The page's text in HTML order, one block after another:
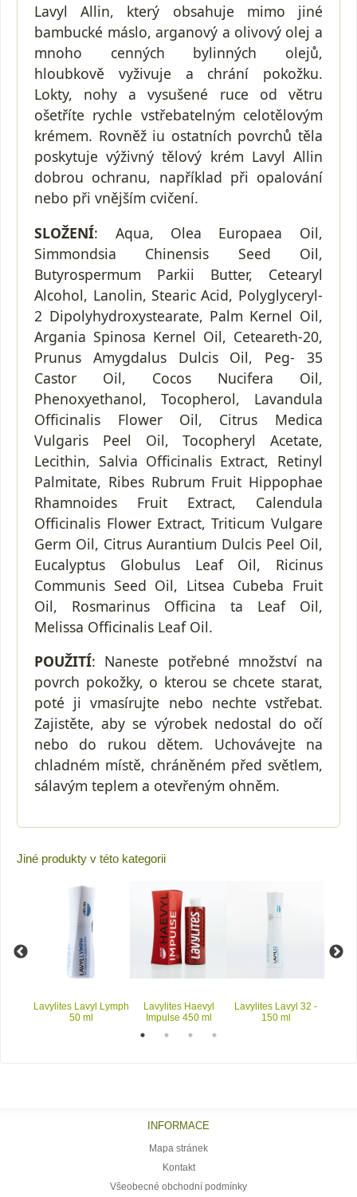
Lavyl Allin, který obsahuje mimo jiné
bambucké máslo, arganový a olivový olej a
mnoho cenných bylinných olejů,
hloubkově vyživuje a chrání pokožku.
Lokty, nohy a vysušené ruce od větru
ošetříte rychle vstřebatelným celotělovým
krémem. Rovněž iu ostatních povrchů těla
poskytuje výživný tělový krém Lavyl Allin
dobrou ochranu, například při opalování
nebo při vnějším cvičení.
SLOŽENÍ: Aqua, Olea Europaea Oil,
Simmondsia Chinensis Seed Oil,
Butyrospermum Parkii Butter, Cetearyl
Alcohol, Lanolin, Stearic Acid, Polyglyceryl-
2 Dipolyhydroxystearate, Palm Kernel Oil,
Argania Spinosa Kernel Oil, Ceteareth-20,
Prunus Amygdalus Dulcis Oil, Peg- 35
Castor Oil, Cocos Nucifera Oil,
Phenoxyethanol, Tocopherol, Lavandula
Officinalis Flower Oil, Citrus Medica
Vulgaris Peel Oil, Tocopheryl Acetate,
Lecithin, Salvia Officinalis Extract, Retinyl
Palmitate, Ribes Rubrum Fruit Hippophae
Rhamnoides Fruit Extract, Calendula
Officinalis Flower Extract, Triticum Vulgare
Germ Oil, Citrus Aurantium Dulcis Peel Oil,
Eucalyptus Globulus Leaf Oil, Ricinus
Communis Seed Oil, Litsea Cubeba Fruit
Oil, Rosmarinus Officina ta Leaf Oil,
Melissa Officinalis Leaf Oil.
POUŽITÍ: Naneste potřebné množství na
povrch pokožky, o kterou se chcete starat,
poté ji vmasírujte nebo nechte vstřebat.
Zajistěte, aby se výrobek nedostal do očí
nebo do rukou dětem. Uchovávejte na
chladném místě, chráněném před světlem,
sálavým teplem a otevřeným ohněm.
Jiné produkty v této kategorii
Lavylites Lavyl Lymph
50 ml
Lavylites Haevyl
Impulse 450 ml
Lavylites Lavyl 32 -
150 ml
INFORMACE
Mapa stránek
Kontakt
Všeobecné obchodní podmínky